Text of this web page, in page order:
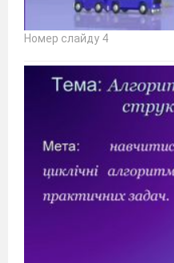
Номер слайду 4